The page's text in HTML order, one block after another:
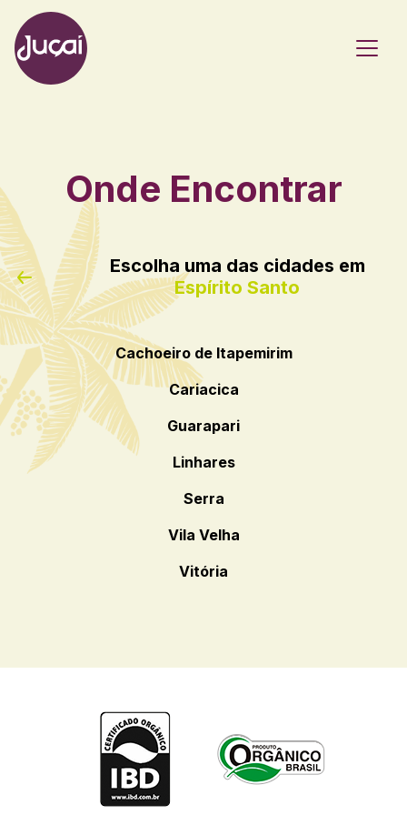
Main Navigation
Onde Encontrar
Escolha uma das cidades em
Espírito Santo
Cachoeiro de Itapemirim
Cariacica
Guarapari
Linhares
Serra
Vila Velha
Vitória